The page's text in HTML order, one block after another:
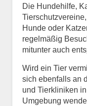
Die Hundehilfe,
Hunde oder
regelmäßig
mitunter auch
Wird ein Tier
sich ebenfalls an
und Tierkliniken
Umgebung